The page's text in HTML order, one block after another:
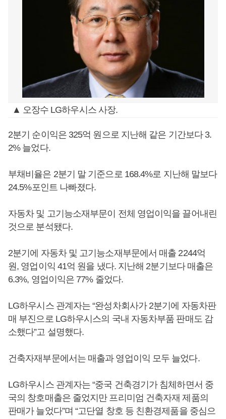
▲ 오장수 LG하우시스 사장.
2분기 순이익은 325억 원으로 지난해 같은 기간보다 3.
2% 늘었다.
부채비율은 2분기 말 기준으로 168.4%로 지난해 말보다
24.5%포인트 나빠졌다.
자동차 및 고기능소재부문이 전체 영업이익을 끌어내린
것으로 분석됐다.
2분기에 자동차 및 고기능소재부문에서 매출 2244억
원, 영업이익 41억 원을 냈다. 지난해 2분기보다 매출은
6.3%, 영업이익은 77% 줄었다.
LG하우시스 관계자는 “완성차회사가 2분기에 자동차판
매 부진으로 LG하우시스의 국내 자동차부품 판매도 감
소했다”고 설명했다.
건축자재부문에서는 매출과 영업이익 모두 늘었다.
LG하우시스 관계자는 “중국 건축경기가 침체하면서 중
국의 창호매출은 줄었지만 프리미엄 건축자재 제품의
판매가 늘었다”며 “고단열 창호 등 친환경제품을 중심으